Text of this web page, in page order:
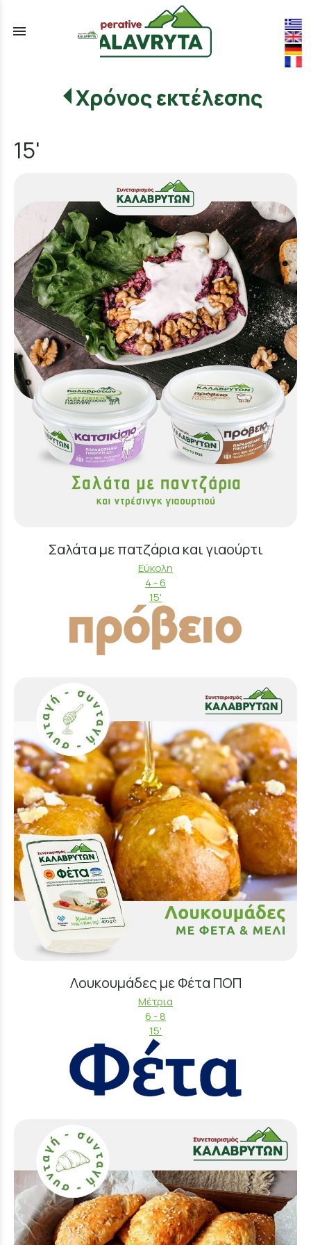
menu
Χρόνος εκτέλεσης
15'
Σαλάτα με πατζάρια και γιαούρτι
Εύκολη
4 - 6
15'
Λουκουμάδες με Φέτα ΠΟΠ
Μέτρια
6 - 8
15'